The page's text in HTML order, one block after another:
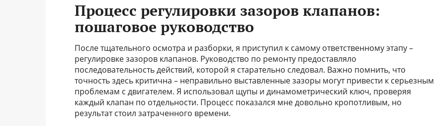
Процесс регулировки зазоров клапанов:
пошаговое руководство
После тщательного осмотра и разборки, я приступил к самому ответственному этапу –
регулировке зазоров клапанов. Руководство по ремонту предоставляло
последовательность действий, которой я старательно следовал. Важно помнить, что
точность здесь критична – неправильно выставленные зазоры могут привести к серьезным
проблемам с двигателем. Я использовал щупы и динамометрический ключ, проверяя
каждый клапан по отдельности. Процесс показался мне довольно кропотливым, но
результат стоил затраченного времени.